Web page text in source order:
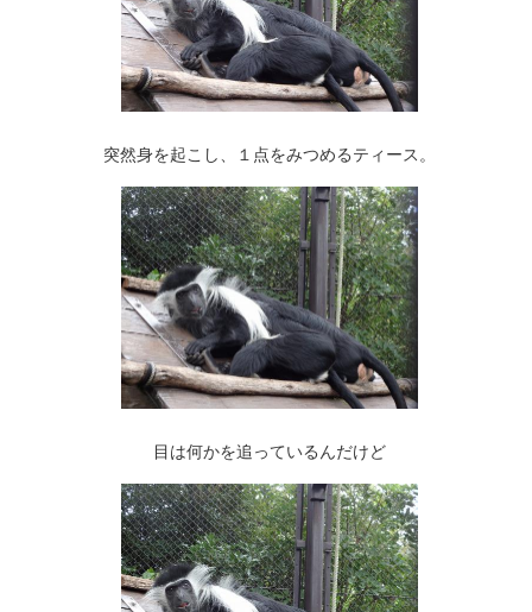
突然身を起こし、１点をみつめるティース。
目は何かを追っているんだけど